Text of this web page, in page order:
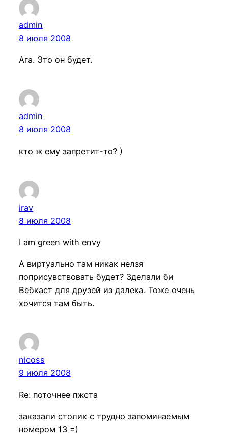
admin
8 июля 2008
Ага. Это он будет.
admin
8 июля 2008
кто ж ему запретит-то? )
irav
8 июля 2008
I am green with envy
А виртуально там никак нелзя
поприсувствовать будет? Зделали би
Вебкаст для друзей из далека. Тоже очень
хочится там быть.
nicoss
9 июля 2008
Re: поточнее пжста
заказали столик с трудно запоминаемым
номером 13 =)